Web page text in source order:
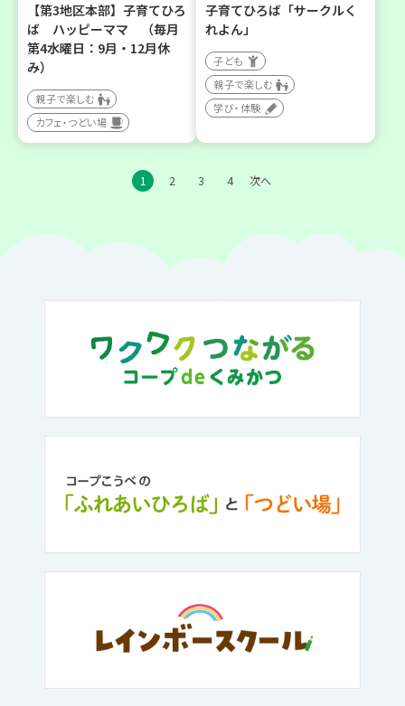
【第3地区本部】子育てひろ
ば ハッピーママ （毎月
第4水曜日：9月・12月休
み）
親子で楽しむ
カフェ・つどい場
子育てひろば「サークルく
れよん」
子ども
親子で楽しむ
学び・体験
1 2 3 4 次へ